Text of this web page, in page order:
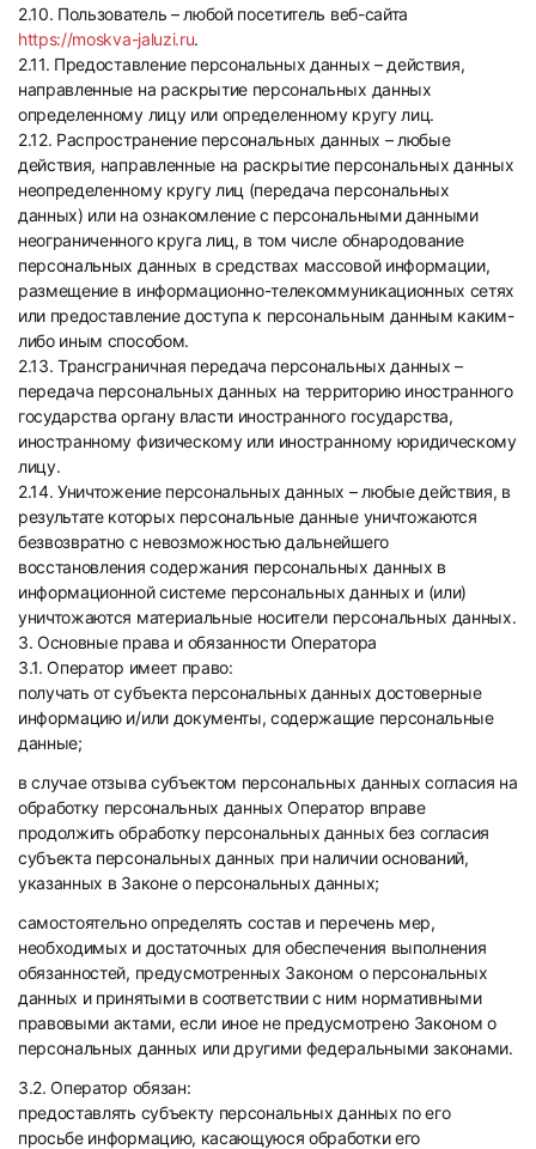
2.10. Пользователь – любой посетитель веб-сайта
https://moskva-jaluzi.ru.
2.11. Предоставление персональных данных – действия,
направленные на раскрытие персональных данных
определенному лицу или определенному кругу лиц.
2.12. Распространение персональных данных – любые
действия, направленные на раскрытие персональных данных
неопределенному кругу лиц (передача персональных
данных) или на ознакомление с персональными данными
неограниченного круга лиц, в том числе обнародование
персональных данных в средствах массовой информации,
размещение в информационно-телекоммуникационных сетях
или предоставление доступа к персональным данным каким-
либо иным способом.
2.13. Трансграничная передача персональных данных –
передача персональных данных на территорию иностранного
государства органу власти иностранного государства,
иностранному физическому или иностранному юридическому
лицу.
2.14. Уничтожение персональных данных – любые действия, в
результате которых персональные данные уничтожаются
безвозвратно с невозможностью дальнейшего
восстановления содержания персональных данных в
информационной системе персональных данных и (или)
уничтожаются материальные носители персональных данных.
3. Основные права и обязанности Оператора
3.1. Оператор имеет право:
получать от субъекта персональных данных достоверные
информацию и/или документы, содержащие персональные
данные;
в случае отзыва субъектом персональных данных согласия на
обработку персональных данных Оператор вправе
продолжить обработку персональных данных без согласия
субъекта персональных данных при наличии оснований,
указанных в Законе о персональных данных;
самостоятельно определять состав и перечень мер,
необходимых и достаточных для обеспечения выполнения
обязанностей, предусмотренных Законом о персональных
данных и принятыми в соответствии с ним нормативными
правовыми актами, если иное не предусмотрено Законом о
персональных данных или другими федеральными законами.
3.2. Оператор обязан:
предоставлять субъекту персональных данных по его
просьбе информацию, касающуюся обработки его